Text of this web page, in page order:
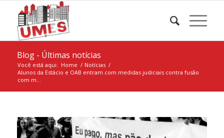
Blog - Últimas notícias
Você está aqui: Home / Notícias /
Alunos da Estácio e OAB entram com medidas judiciais contra fusão
com m...